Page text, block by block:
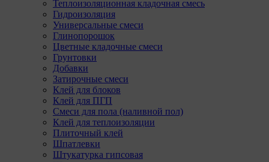
Теплоизоляционная кладочная смесь
Гидроизоляция
Универсальные смеси
Глинопорошок
Цветные кладочные смеси
Грунтовки
Добавки
Затирочные смеси
Клей для блоков
Клей для ПГП
Смеси для пола (наливной пол)
Клей для теплоизоляции
Плиточный клей
Шпатлевки
Штукатурка гипсовая